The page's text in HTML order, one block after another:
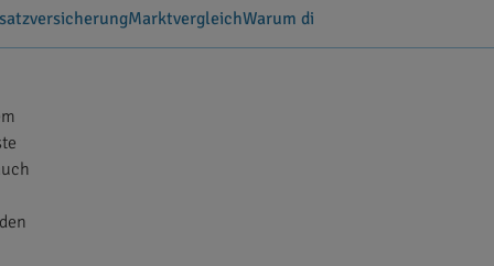
MarktvergleichWarum die PZR für Raucher